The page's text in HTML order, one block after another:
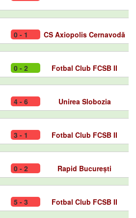
0 - 1 CS Axiopolis Cernavodă
0 - 2 Fotbal Club FCSB II
4 - 6 Unirea Slobozia
3 - 1 Fotbal Club FCSB II
0 - 2 Rapid București
5 - 3 Fotbal Club FCSB II